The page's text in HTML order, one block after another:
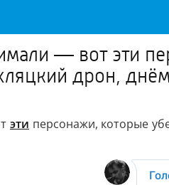
— вот эти
дрон,
эти персонажи, которые